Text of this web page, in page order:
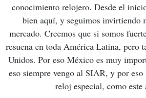
conocimiento relojero. Desde el
bien aquí, y seguimos invirtiendo
mercado. Creemos que si somos
resuena en toda América Latina, pero
Unidos. Por eso México es muy
eso siempre vengo al SIAR, y por
reloj especial, como este